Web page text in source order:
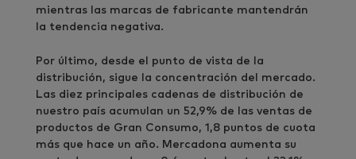
mientras las marcas de fabricante mantendrán
la tendencia negativa.
Por último, desde el punto de vista de la
distribución, sigue la concentración del mercado.
Las diez principales cadenas de distribución de
nuestro país acumulan un 52,9% de las ventas de
productos de Gran Consumo, 1,8 puntos de cuota
más que hace un año. Mercadona aumenta su